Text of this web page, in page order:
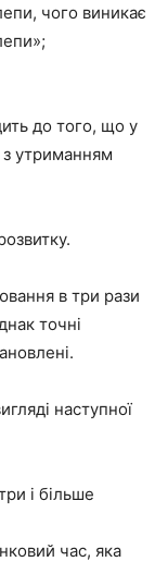
чого виникає
до того, що у
утриманням
в три рази
точні
наступної
і більше
час, яка